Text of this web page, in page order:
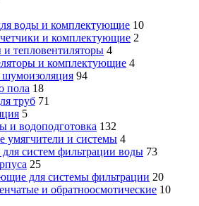
воды и комплектующие 10
и комплектующие 2
тепловентиляторы 4
и комплектующие 4
шумоизоляция 94
пола 18
труб 71
5
и водоподготовка 132
умягчители и системы 4
систем фильтрации воды 73
25
для системы фильтрации 20
и обратноосмотические 10